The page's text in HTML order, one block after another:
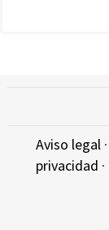
Aviso legal ·
privacidad ·